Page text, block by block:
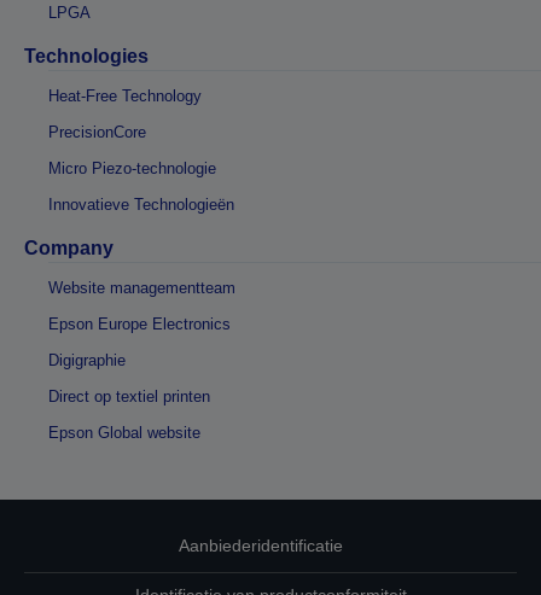
LPGA
Technologies
Heat-Free Technology
PrecisionCore
Micro Piezo-technologie
Innovatieve Technologieën
Company
Website managementteam
Epson Europe Electronics
Digigraphie
Direct op textiel printen
Epson Global website
Aanbiederidentificatie